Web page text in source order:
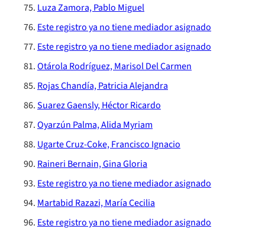
Luza Zamora, Pablo Miguel
Este registro ya no tiene mediador asignado
Este registro ya no tiene mediador asignado
Otárola Rodríguez, Marisol Del Carmen
Rojas Chandía, Patricia Alejandra
Suarez Gaensly, Héctor Ricardo
Oyarzún Palma, Alida Myriam
Ugarte Cruz-Coke, Francisco Ignacio
Raineri Bernain, Gina Gloria
Este registro ya no tiene mediador asignado
Martabid Razazi, María Cecilia
Este registro ya no tiene mediador asignado